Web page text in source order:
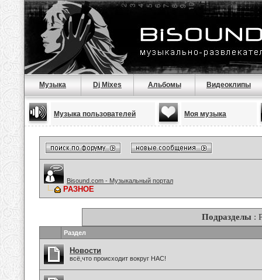
Музыка Dj Mixes Альбомы Видеоклипы
Музыка пользователей Моя музыка
Bisound.com - Музыкальный портал
РАЗНОЕ
Подразделы :
Раздел
Новости
всё,что происходит вокруг НАС!